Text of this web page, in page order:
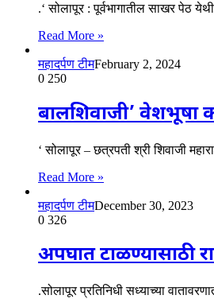
.‘ सोलापूर : पूर्वभागातील साखर पेठ
Read More »
महादर्पण टीमFebruary 2, 2024
0 250
बालशिवाजी’ वेशभूषा
‘ सोलापूर – छत्रपती श्री शिवाजी
Read More »
महादर्पण टीमDecember 30, 2023
0 326
अपघात टाळण्यासाठी
.सोलापूर प्रतिनिधी सध्याच्या